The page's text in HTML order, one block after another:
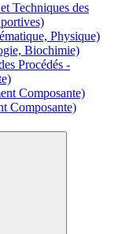
Techniques des
Physique)
Biochimie)
Procédés -
Composante)
Composante)